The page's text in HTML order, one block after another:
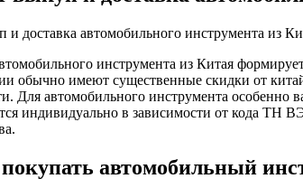
инструмента из Китая
обычно имеют существенные скидки от
Для автомобильного инструмента
индивидуально в зависимости от кода ТН
автомобильный